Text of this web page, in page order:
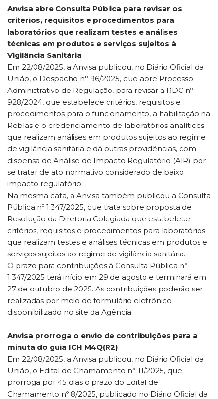
Anvisa abre Consulta Pública para revisar os
critérios, requisitos e procedimentos para
laboratórios que realizam testes e análises
técnicas em produtos e serviços sujeitos à
Vigilância Sanitária
Em 22/08/2025, a Anvisa publicou, no Diário Oficial da
União, o Despacho n° 96/2025, que abre Processo
Administrativo de Regulação, para revisar a RDC nº
928/2024, que estabelece critérios, requisitos e
procedimentos para o funcionamento, a habilitação na
Reblas e o credenciamento de laboratórios analíticos
que realizam análises em produtos sujeitos ao regime
de vigilância sanitária e dá outras providências, com
dispensa de Análise de Impacto Regulatório (AIR) por
se tratar de ato normativo considerado de baixo
impacto regulatório.
Na mesma data, a Anvisa também publicou a Consulta
Pública nº 1.347/2025, que trata sobre proposta de
Resolução da Diretoria Colegiada que estabelece
critérios, requisitos e procedimentos para laboratórios
que realizam testes e análises técnicas em produtos e
serviços sujeitos ao regime de vigilância sanitária.
O prazo para contribuições à Consulta Pública n°
1.347/2025 terá início em 29 de agosto e terminará em
27 de outubro de 2025. As contribuições poderão ser
realizadas por meio de formulário eletrônico
disponibilizado no site da Agência.
Anvisa prorroga o envio de contribuições para a
minuta do guia ICH M4Q(R2)
Em 22/08/2025, a Anvisa publicou, no Diário Oficial da
União, o Edital de Chamamento n° 11/2025, que
prorroga por 45 dias o prazo do Edital de
Chamamento nº 8/2025, publicado no Diário Oficial da